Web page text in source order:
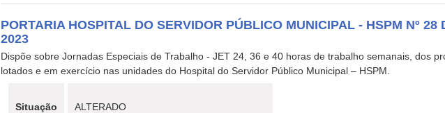
PORTARIA HOSPITAL DO SERVIDOR PÚBLICO MUNICIPAL - HSPM Nº 28
2023
Dispõe sobre Jornadas Especiais de Trabalho - JET 24, 36 e 40 horas de trabalho semanais, dos
lotados e em exercício nas unidades do Hospital do Servidor Público Municipal – HSPM.
Situação ALTERADO